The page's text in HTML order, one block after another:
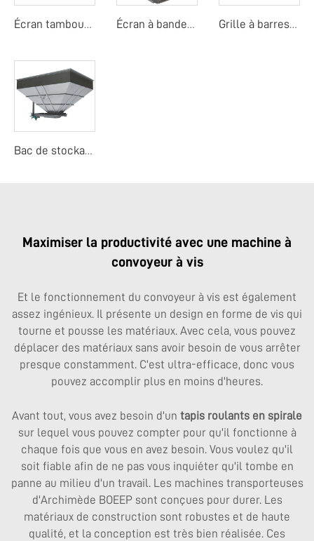
Écran tambour rotatif fin Écran à bande Center Flow Grille à barres fines
Bac de stockage de boues
Maximiser la productivité avec une machine à
convoyeur à vis
Et le fonctionnement du convoyeur à vis est également
assez ingénieux. Il présente un design en forme de vis qui
tourne et pousse les matériaux. Avec cela, vous pouvez
déplacer des matériaux sans avoir besoin de vous arrêter
presque constamment. C'est ultra-efficace, donc vous
pouvez accomplir plus en moins d'heures.
Avant tout, vous avez besoin d'un tapis roulants en spirale
sur lequel vous pouvez compter pour qu'il fonctionne à
chaque fois que vous en avez besoin. Vous voulez qu'il
soit fiable afin de ne pas vous inquiéter qu'il tombe en
panne au milieu d'un travail. Les machines transporteuses
d'Archimède BOEEP sont conçues pour durer. Les
matériaux de construction sont robustes et de haute
qualité, et la conception est très bien réalisée. Ces